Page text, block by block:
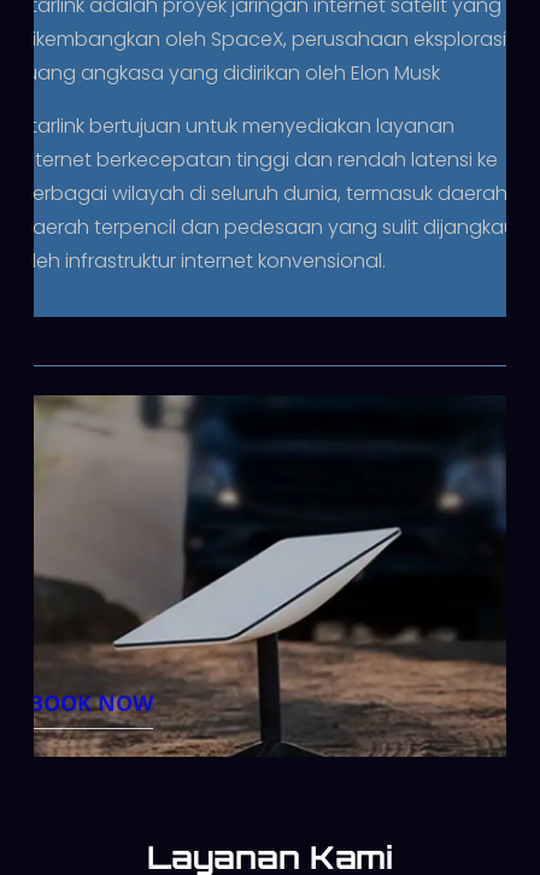
Starlink adalah proyek jaringan internet satelit yang
dikembangkan oleh SpaceX, perusahaan eksplorasi
ruang angkasa yang didirikan oleh Elon Musk
Starlink bertujuan untuk menyediakan layanan
internet berkecepatan tinggi dan rendah latensi ke
berbagai wilayah di seluruh dunia, termasuk daerah-
daerah terpencil dan pedesaan yang sulit dijangkau
oleh infrastruktur internet konvensional.
BOOK NOW
Layanan Kami